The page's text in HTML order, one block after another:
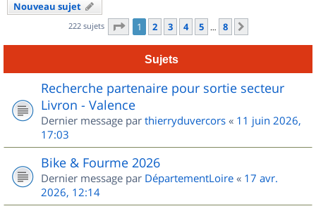
Nouveau sujet
222 sujets Page 1sur
1 2 3 4 5 … 8
Sujets
Recherche partenaire pour sortie secteur
Livron - Valence
Dernier message par thierryduvercors « 11 juin 2026,
17:03
Bike & Fourme 2026
Dernier message par DépartementLoire « 17 avr.
2026, 12:14